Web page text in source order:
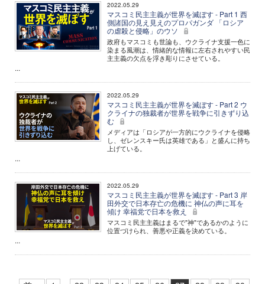
2022.05.29
マスコミ民主主義が世界を滅ぼす - Part 1 西
側諸国の見え見えのプロパガンダ 「ロシア
の虐殺と侵略」のウソ
政府もマスコミも世論も、ウクライナ支援一色に
染まる風潮は、情緒的な情報に左右されやすい民
主主義の欠点を浮き彫りにさせている。
...
2022.05.29
マスコミ民主主義が世界を滅ぼす - Part 2 ウ
クライナの独裁者が世界を戦争に引きずり込
む
メディアは「ロシアが一方的にウクライナを侵略
し、ゼレンスキー氏は英雄である」と盛んに持ち
上げている。
...
2022.05.29
マスコミ民主主義が世界を滅ぼす - Part 3 岸
田外交で日本存亡の危機に 神仏の声に耳を
傾け 幸福党で日本を救え
マスコミ民主主義はまるで"神"であるかのように
位置づけられ、善悪や正義を決めている。
...